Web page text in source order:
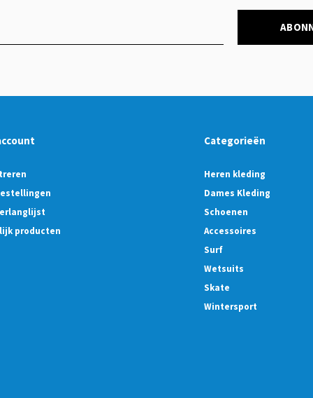
producten
Categorieën
Heren kleding
Dames Kleding
Schoenen
Accessoires
Surf
Wetsuits
Skate
Wintersport